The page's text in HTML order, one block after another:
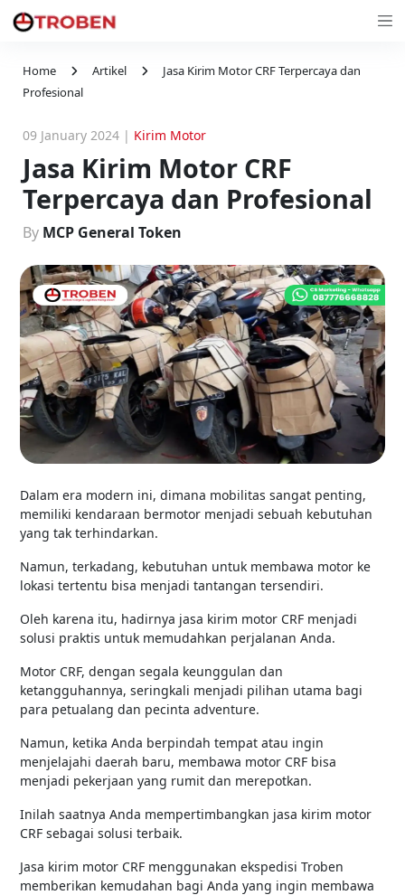
Home Artikel
Jasa Kirim Motor CRF Terpercaya dan
Profesional
09 January 2024 | Kirim Motor
Jasa Kirim Motor CRF
Terpercaya dan Profesional
By MCP General Token
Dalam era modern ini, dimana mobilitas sangat penting,
memiliki kendaraan bermotor menjadi sebuah kebutuhan
yang tak terhindarkan.
Namun, terkadang, kebutuhan untuk membawa motor ke
lokasi tertentu bisa menjadi tantangan tersendiri.
Oleh karena itu, hadirnya jasa kirim motor CRF menjadi
solusi praktis untuk memudahkan perjalanan Anda.
Motor CRF, dengan segala keunggulan dan
ketangguhannya, seringkali menjadi pilihan utama bagi
para petualang dan pecinta adventure.
Namun, ketika Anda berpindah tempat atau ingin
menjelajahi daerah baru, membawa motor CRF bisa
menjadi pekerjaan yang rumit dan merepotkan.
Inilah saatnya Anda mempertimbangkan jasa kirim motor
CRF sebagai solusi terbaik.
Jasa kirim motor CRF menggunakan ekspedisi Troben
memberikan kemudahan bagi Anda yang ingin membawa